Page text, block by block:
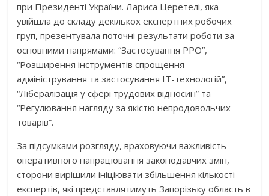
при Президенті України. Лариса Церетелі, яка
увійшла до складу декількох експертних робочих
груп, презентувала поточні результати роботи за
основними напрямами: “Застосування РРО”,
“Розширення інструментів спрощення
адміністрування та застосування IT-технологій”,
“Лібералізація у сфері трудових відносин” та
“Регулювання нагляду за якістю непродовольчих
товарів”.
За підсумками розгляду, враховуючи важливість
оперативного напрацювання законодавчих змін,
сторони вирішили ініціювати збільшення кількості
експертів, які представлятимуть Запорізьку область в